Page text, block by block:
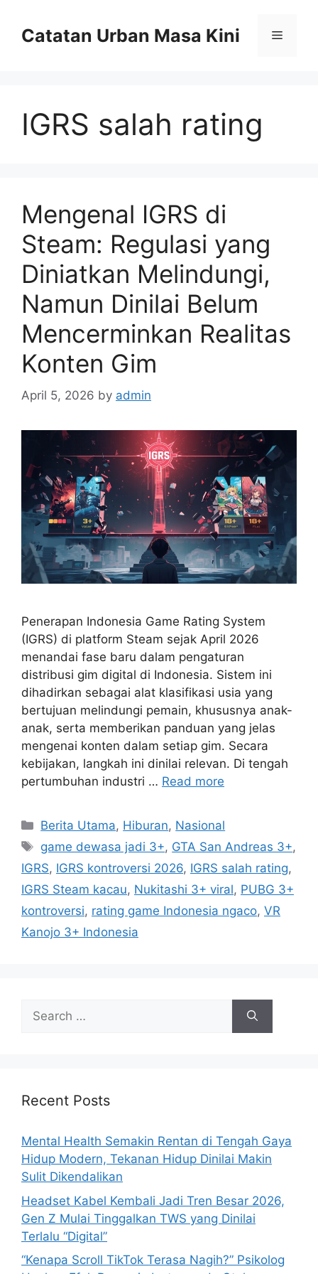
contentCatatan Urban Masa Kini Menu
IGRS salah rating
Mengenal IGRS di
Steam: Regulasi yang
Diniatkan Melindungi,
Namun Dinilai Belum
Mencerminkan Realitas
Konten Gim
April 5, 2026 by admin
Penerapan Indonesia Game Rating System
(IGRS) di platform Steam sejak April 2026
menandai fase baru dalam pengaturan
distribusi gim digital di Indonesia. Sistem ini
dihadirkan sebagai alat klasifikasi usia yang
bertujuan melindungi pemain, khususnya anak-
anak, serta memberikan panduan yang jelas
mengenai konten dalam setiap gim. Secara
kebijakan, langkah ini dinilai relevan. Di tengah
pertumbuhan industri … Read more
C
a
t
e
g
o
r
Berita Utama, Hiburan, Nasional
T
a
s
game dewasa jadi 3+, GTA San Andreas 3+,
IGRS, IGRS kontroversi 2026, IGRS salah rating,
IGRS Steam kacau, Nukitashi 3+ viral, PUBG 3+
kontroversi, rating game Indonesia ngaco, VR
Kanojo 3+ Indonesia
h
r
:
Recent Posts
Mental Health Semakin Rentan di Tengah Gaya
Hidup Modern, Tekanan Hidup Dinilai Makin
Sulit Dikendalikan
Headset Kabel Kembali Jadi Tren Besar 2026,
Gen Z Mulai Tinggalkan TWS yang Dinilai
Terlalu “Digital”
“Kenapa Scroll TikTok Terasa Nagih?” Psikolog